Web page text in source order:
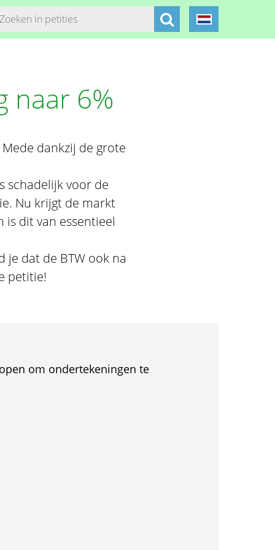
naar 6%
dankzij de grote
schadelijk voor de
Nu krijgt de markt
is dit van essentieel
je dat de BTW ook na
petitie!
om ondertekeningen te